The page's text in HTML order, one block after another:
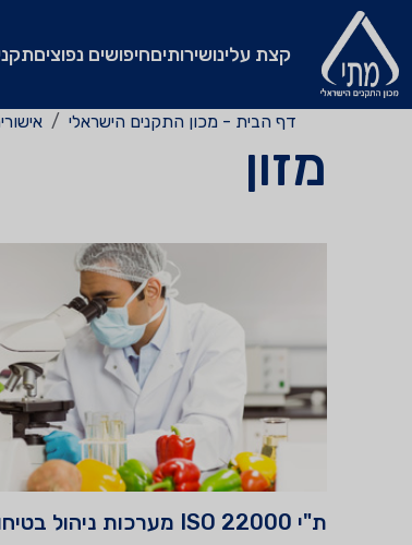
קצת עלינושירותיםחיפושים נפוצים
דף הבית - מכון התקנים הישראלי
מזון
ת"י 22000 ISO מערכות ניהול בטיחות מזון